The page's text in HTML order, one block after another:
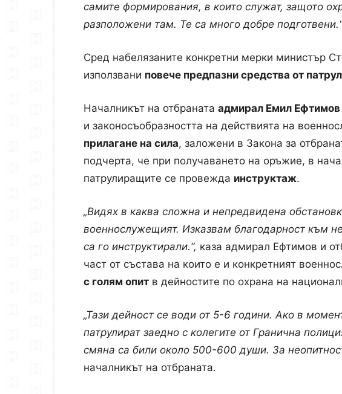
самите формирования, в които служат, защото
разположени там. Те са много добре
Сред набелязаните конкретни мерки министър
използвани повече предпазни средства от
Началникът на отбраната адмирал Емил Ефтимов
и законосъобразността на действията на
прилагане на сила, заложени в Закона за
подчерта, че при получаването на оръжие, в
патрулиращите се провежда инструктаж.
„Видях в каква сложна и непредвидена
военнослужещият. Изказвам благодарност към
са го инструктирали.“, каза адмирал Ефтимов и
част от състава на които е и конкретният
с голям опит в дейностите по охрана на
„Тази дейност се води от 5-6 години. Ако в
патрулират заедно с колегите от Гранична
смяна са били около 500-600 души. За
началникът на отбраната.